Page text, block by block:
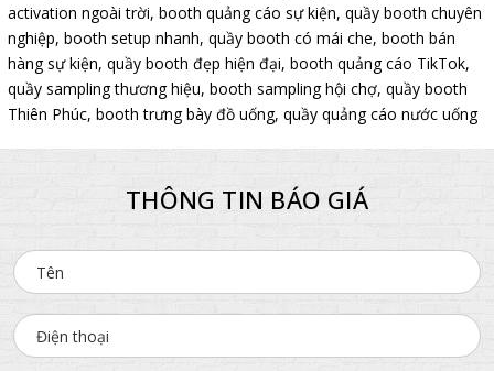
activation ngoài trời, booth quảng cáo sự kiện, quầy booth chuyên
nghiệp, booth setup nhanh, quầy booth có mái che, booth bán
hàng sự kiện, quầy booth đẹp hiện đại, booth quảng cáo TikTok,
quầy sampling thương hiệu, booth sampling hội chợ, quầy booth
Thiên Phúc, booth trưng bày đồ uống, quầy quảng cáo nước uống
THÔNG TIN BÁO GIÁ